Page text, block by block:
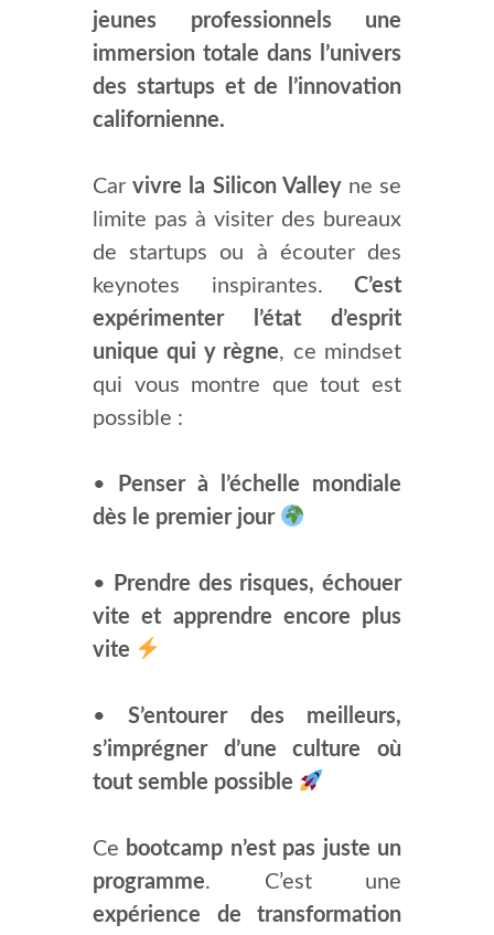
jeunes professionnels une
immersion totale dans l’univers
des startups et de l’innovation
californienne.
Carvivre la Silicon Valleyne se
limite pas à visiter des bureaux
de startups ou à écouter des
keynotes inspirantes. C’est
expérimenter l’état d’esprit
unique qui y règne, ce mindset
qui vous montre que tout est
possible :
•
Penser à l’échelle mondiale
dès le premier jour
•
Prendre des risques, échouer
vite et apprendre encore plus
vite
•S’entourer des meilleurs,
s’imprégner d’une culture où
tout semble possible
Ce bootcamp n’est pas juste un
programme. C’est une
expérience de transformation